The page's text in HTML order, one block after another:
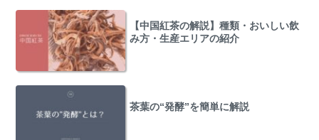
【中国紅茶の解説】種類・おいしい飲
み方・生産エリアの紹介
茶葉の“発酵”を簡単に解説